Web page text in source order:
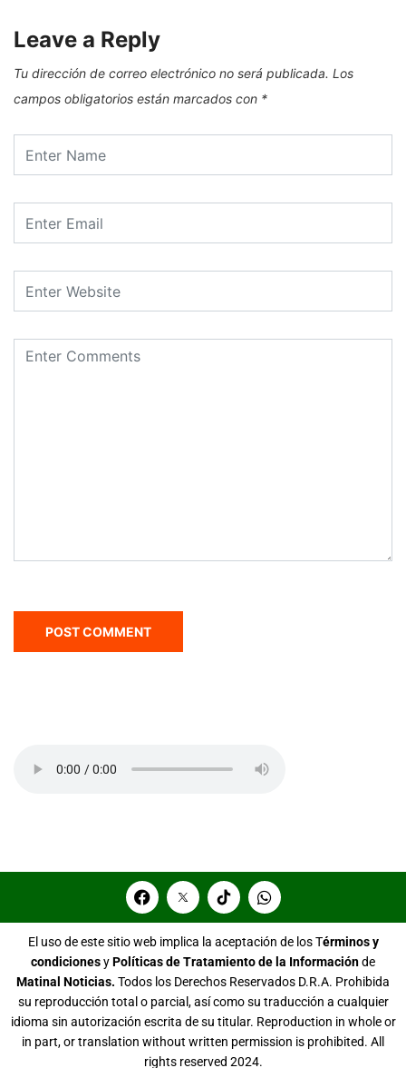
Leave a Reply
Tu dirección de correo electrónico no será publicada. Los
campos obligatorios están marcados con *
El uso de este sitio web implica la aceptación de los Términos y
condicionesyPolíticas de Tratamiento de la Informaciónde
Matinal Noticias. Todos los Derechos Reservados D.R.A. Prohibida
su reproducción total o parcial, así como su traducción a cualquier
idioma sin autorización escrita de su titular. Reproduction in whole or
in part, or translation without written permission is prohibited. All
rights reserved 2024.